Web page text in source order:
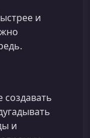
и
создавать
и